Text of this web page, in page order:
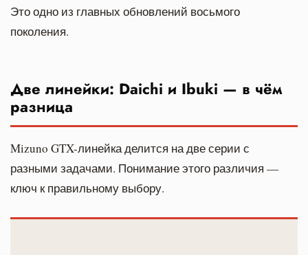
Это одно из главных обновлений восьмого
поколения.
Две линейки: Daichi и Ibuki — в чём
разница
Mizuno GTX-линейка делится на две серии с
разными задачами. Понимание этого различия —
ключ к правильному выбору.